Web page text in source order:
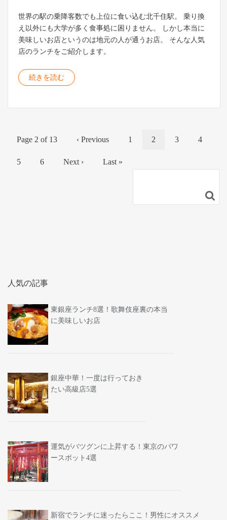
世界の駅の乗降客数でも上位に食い込む北千住駅。 乗り換
え以外にも大学が多く食事処に困りません。 しかし本当に
美味しいお店というのは地元の人が通うお店。 そんな人気
店のランチをご紹介します。
続きを読む
Page 2 of 13 ‹ Previous 1 2 3 4
5 6 Next › Last »

人気の記事
東銀座ランチ8選！歌舞伎座裏の本当
に美味しいお店
銀座中華！一度は行っておき
たい高級店5選
運気がバツグンに上昇する！東京のパワ
ースポット4選
新宿でランチに迷ったらここ！男性にオススメ